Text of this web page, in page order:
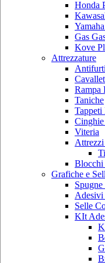
Honda
Gas
Kove
Attrezzature
Rampa
Taniche
Tappeti
Viteria
Blocchi
Grafiche e
Spugne
Adesivi
Selle
KIt